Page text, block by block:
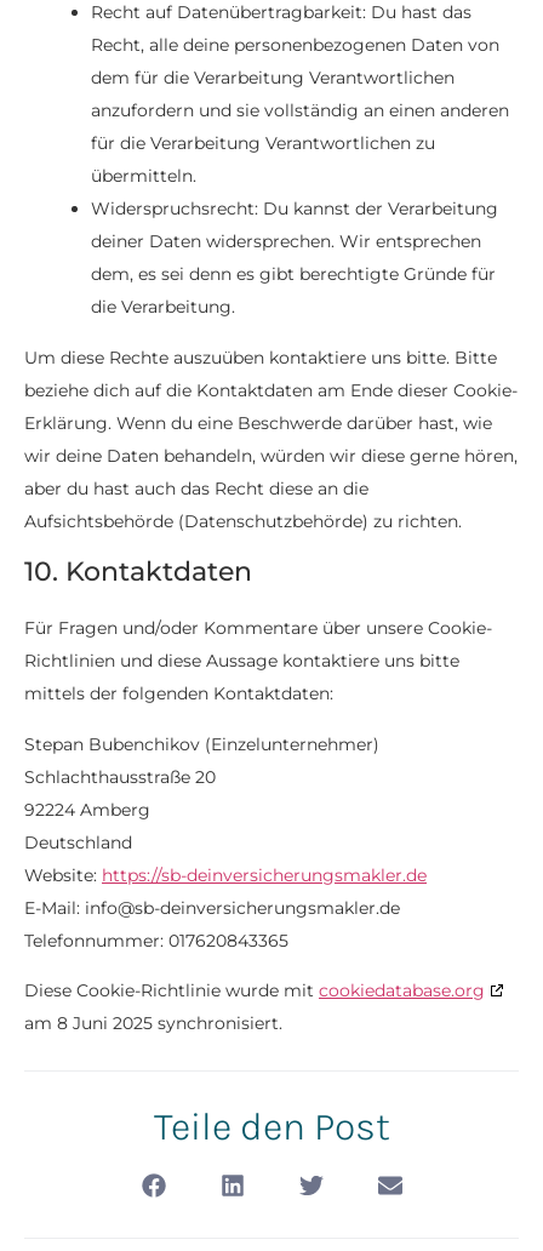
Recht auf Datenübertragbarkeit: Du hast das
Recht, alle deine personenbezogenen Daten von
dem für die Verarbeitung Verantwortlichen
anzufordern und sie vollständig an einen anderen
für die Verarbeitung Verantwortlichen zu
übermitteln.
Widerspruchsrecht: Du kannst der Verarbeitung
deiner Daten widersprechen. Wir entsprechen
dem, es sei denn es gibt berechtigte Gründe für
die Verarbeitung.
Um diese Rechte auszuüben kontaktiere uns bitte. Bitte
beziehe dich auf die Kontaktdaten am Ende dieser Cookie-
Erklärung. Wenn du eine Beschwerde darüber hast, wie
wir deine Daten behandeln, würden wir diese gerne hören,
aber du hast auch das Recht diese an die
Aufsichtsbehörde (Datenschutzbehörde) zu richten.
10. Kontaktdaten
Für Fragen und/oder Kommentare über unsere Cookie-
Richtlinien und diese Aussage kontaktiere uns bitte
mittels der folgenden Kontaktdaten:
Stepan Bubenchikov (Einzelunternehmer)
Schlachthausstraße 20
92224 Amberg
Deutschland
Website: https://sb-deinversicherungsmakler.de
E-Mail: info@sb-deinversicherungsmakler.de
Telefonnummer: 017620843365
Diese Cookie-Richtlinie wurde mit cookiedatabase.org
am 8 Juni 2025 synchronisiert.
Teile den Post